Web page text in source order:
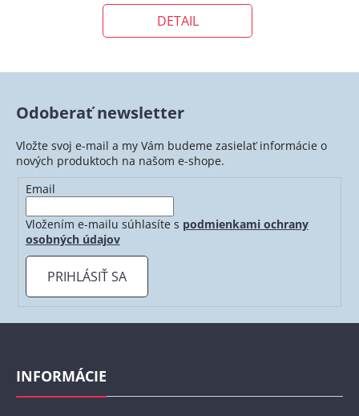
DETAIL
Odoberať newsletter
Vložte svoj e-mail a my Vám budeme zasielať informácie o
nových produktoch na našom e-shope.
Email
Vložením e-mailu súhlasíte s podmienkami ochrany
osobných údajov
PRIHLÁSIŤ SA
Z
INFORMÁCIE